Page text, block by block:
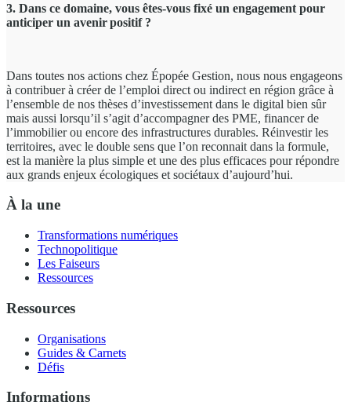
3. Dans ce domaine, vous êtes-vous fixé un engagement pour
anticiper un avenir positif ?
Dans toutes nos actions chez Épopée Gestion, nous nous engageons
à contribuer à créer de l’emploi direct ou indirect en région grâce à
l’ensemble de nos thèses d’investissement dans le digital bien sûr
mais aussi lorsqu’il s’agit d’accompagner des PME, financer de
l’immobilier ou encore des infrastructures durables. Réinvestir les
territoires, avec le double sens que l’on reconnait dans la formule,
est la manière la plus simple et une des plus efficaces pour répondre
aux grands enjeux écologiques et sociétaux d’aujourd’hui.
À la une
Transformations numériques
Technopolitique
Les Faiseurs
Ressources
Ressources
Organisations
Guides & Carnets
Défis
Informations